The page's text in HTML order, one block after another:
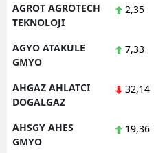
AGROT AGROTECH
TEKNOLOJI
2,35
AGYO ATAKULE
GMYO
7,33
AHGAZ AHLATCI
DOGALGAZ
32,14
AHSGY AHES
GMYO
19,36